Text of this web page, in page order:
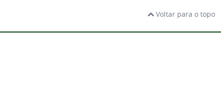
Voltar para o topo